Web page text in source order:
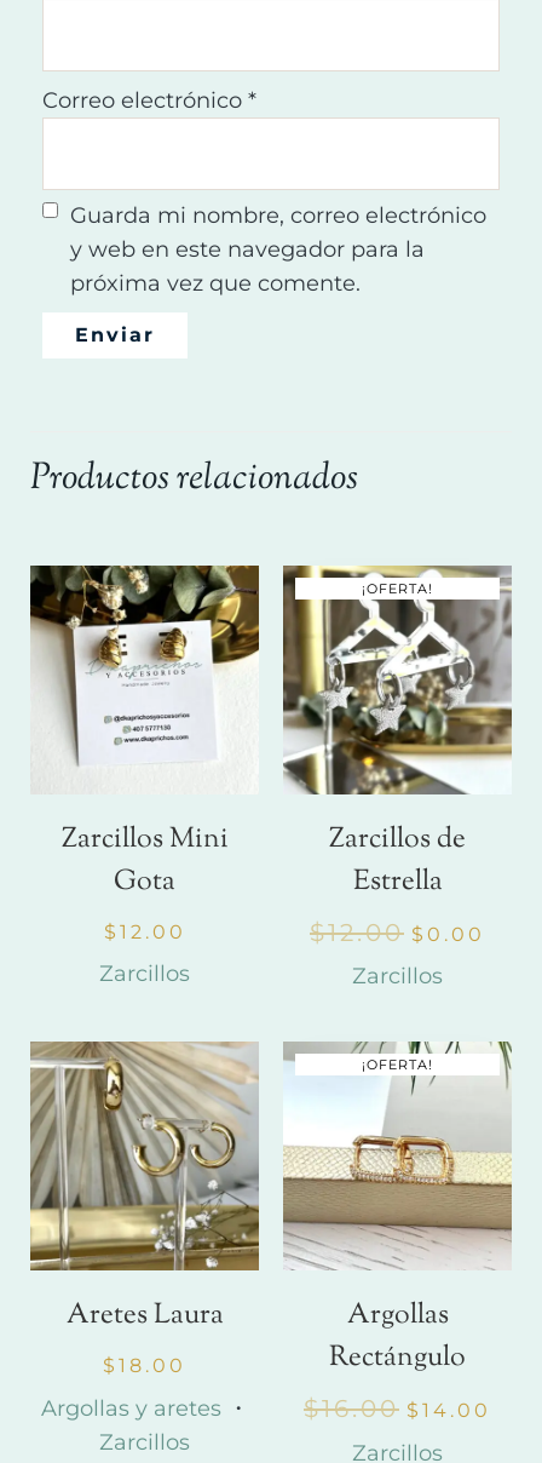
Correo electrónico *
Guarda mi nombre, correo electrónico
y web en este navegador para la
próxima vez que comente.
Productos relacionados
Zarcillos Mini
Gota
$ 12.00
Zarcillos
¡OFERTA!
Zarcillos de
Estrella
$12.00 $ 0.00
Zarcillos
Aretes Laura
$ 18.00
Argollas y aretes・
Zarcillos
¡OFERTA!
Argollas
Rectángulo
$16.00 $ 14.00
Zarcillos